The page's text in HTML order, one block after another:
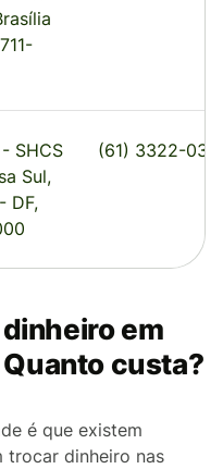
SHCS
Sul,
DF,
(61) 3322-
em
custa?
é que existem
trocar dinheiro nas